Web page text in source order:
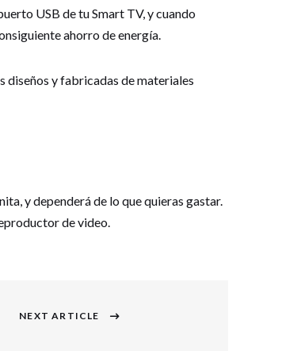
USB de tu Smart TV, y cuando
ahorro de energía.
y fabricadas de materiales
y dependerá de lo que quieras gastar.
de video.
NEXT ARTICLE